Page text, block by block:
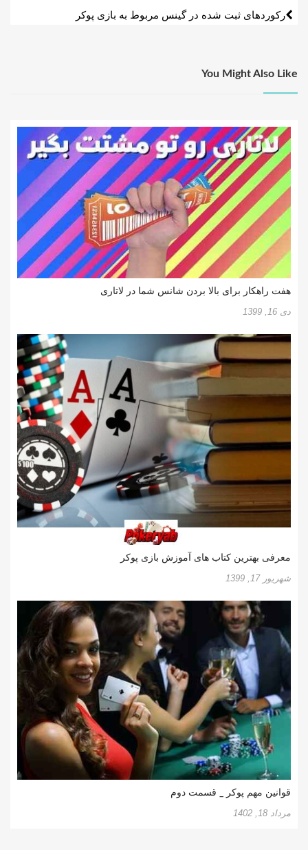
رکوردهای ثبت شده در گینس مربوط به بازی پوکر
You Might Also Like
هفت راهکار برای بالا بردن شانس شما در لاتاری
دی 16, 1399
معرفی بهترین کتاب های آموزش بازی پوکر
شهریور 17, 1399
قوانین مهم پوکر _ قسمت دوم
مرداد 18, 1402